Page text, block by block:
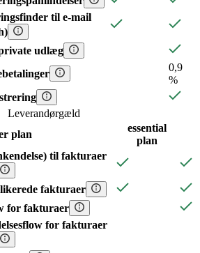
til e-mail
udlæg
0,9
%
Leverandørgæld
plan
essential
plan
til fakturaer
fakturaer
for fakturaer
for fakturaer